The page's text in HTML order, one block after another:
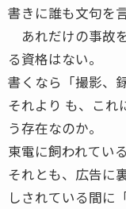
書きに誰も文句を
あれだけの事故
る資格はない。
書くなら「撮影、
それより も、これ
う存在なのか。
東電に飼われてい
それとも、広告に
しされている間に